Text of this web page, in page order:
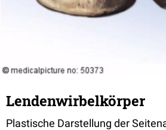
Lendenwirbelkörper
Plastische Darstellung der